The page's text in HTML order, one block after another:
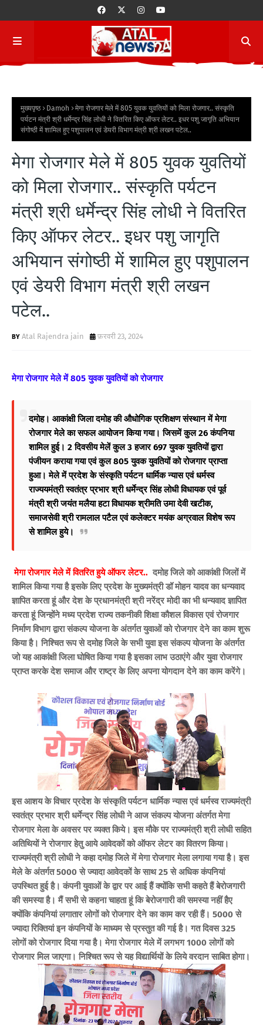
मुख्यपृष्ठ Damoh
मेगा रोजगार मेले में 805 युवक युवतियों को मिला रोजगार.. संस्कृति
पर्यटन मंत्री श्री धर्मेन्द्र सिंह लोधी ने वितरित किए ऑफर लेटर.. इधर पशु जागृति अभियान
संगोष्ठी में शामिल हुए पशुपालन एवं डेयरी विभाग मंत्री श्री लखन पटेल..
मेगा रोजगार मेले में 805 युवक युवतियों
को मिला रोजगार.. संस्कृति पर्यटन
मंत्री श्री धर्मेन्द्र सिंह लोधी ने वितरित
किए ऑफर लेटर.. इधर पशु जागृति
अभियान संगोष्ठी में शामिल हुए पशुपालन
एवं डेयरी विभाग मंत्री श्री लखन
पटेल..
Atal Rajendra jain फ़रवरी 23, 2024
मेगा रोजगार मेले में 805 युवक युवतियों को रोजगार
दमोह। आकांक्षी जिला दमोह की औधोगिक प्रशिक्षण संस्थान में मेगा
रोजगार मेले का सफल आयोजन किया गया। जिसमें कुल 26 कंपनिया
शामिल हुई। 2 दिवसीय मेलें कुल 3 हजार 697 युवक युवतियों द्वारा
पंजीयन कराया गया एवं कुल 805 युवक युवतियों को रोजगार प्राप्ता
हुआ। मेले में प्रदेश के संस्कृति पर्यटन धार्मिक न्यास एवं धर्मस्व
राज्ययमंत्री स्वतंत्र प्रभार श्री धर्मेन्द्र सिंह लोधी विधायक एवं पूर्व
मंत्री श्री जयंत मलैया हटा विधायक श्रीमति उमा देवी खटीक,
समाजसेवी श्री रामलाल पटैल एवं कलेक्टर मयंक अग्रवाल विशेष रूप
से शामिल हुये।
मेगा रोजगार मेले में वितरित हुये ऑफर लेटर.. दमोह जिले को आकांक्षी जिलों में
शामिल किया गया है इसके लिए प्रदेश के मुख्यमंत्री डॉ मोहन यादव का धन्यवाद
ज्ञापित करता हूं और देश के प्रधानमंत्री श्री नरेंद्र मोदी का भी धन्यवाद ज्ञापित
करता हूं जिन्होंने मध्य प्रदेश राज्य तकनीकी शिक्षा कौशल विकास एवं रोजगार
निर्माण विभाग द्वारा संकल्प योजना के अंतर्गत युवाओं को रोजगार देने का काम शुरू
किया है। निश्चित रूप से दमोह जिले के सभी युवा इस संकल्प योजना के अंतर्गत
जो यह आकांक्षी जिला घोषित किया गया है इसका लाभ उठाएंगे और युवा रोजगार
प्राप्त करके देश समाज और राष्ट्र के लिए अपना योगदान देने का काम करेंगे।
इस आशय के विचार प्रदेश के संस्कृति पर्यटन धार्मिक न्यास एवं धर्मस्व राज्यमंत्री
स्वतंत्र प्रभार श्री धर्मेन्द्र सिंह लोधी ने आज संकल्प योजना अंतर्गत मेगा
रोजगार मेला के अवसर पर व्यक्त किये। इस मौके पर राज्यमंत्री श्री लोधी सहित
अतिथियों ने रोजगार हेतु आये आवेदकों को ऑफर लेटर का वितरण किया।
राज्यमंत्री श्री लोधी ने कहा दमोह जिले में मेगा रोजगार मेला लगाया गया है। इस
मेले के अंतर्गत 5000 से ज्यादा आवेदकों के साथ 25 से अधिक कंपनियां
उपस्थित हुई है। कंपनी युवाओं के द्वार पर आई हैं क्योंकि सभी कहते हैं बेरोजगारी
की समस्या है। मैं सभी से कहना चाहता हूं कि बेरोजगारी की समस्या नहीं हैए
क्योंकि कंपनियां लगातार लोगों को रोजगार देने का काम कर रही हैं। 5000 से
ज्यादा रिक्तियां इन कंपनियों के माध्यम से प्रस्तुत की गई है। गत दिवस 325
लोगों को रोजगार दिया गया है। मेगा रोजगार मेले में लगभग 1000 लोगों को
रोजगार मिल जाएगा। निश्चित रूप से यह विद्यार्थियों के लिये वरदान साबित होगा।